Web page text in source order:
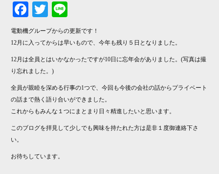
Fa
ce
bo
ok
T
wi
tte
r
ne
電動機グループからの更新です！
12月に入ってからは早いもので、今年も残り５日となりました。
12月は全員とはいかなかったですが10日に忘年会がありました。(写真は撮
り忘れました。)
全員が親睦を深める行事の1つで、今回も今後の会社の話からプライベート
の話まで熱く語り合いができました。
これからもみんな１つにまとまり日々精進したいと思います。
このブログを拝見して少しでも興味を持たれた方は是非１度御連絡下さ
い。
お待ちしています。